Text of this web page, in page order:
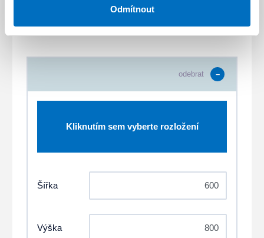
Odmítnout
odebrat
Kliknutím sem vyberte rozložení
Šířka
Výška